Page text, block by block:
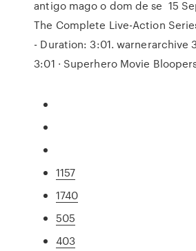
antigo mago o dom de se 15
The Complete Live-Action
- Duration: 3:01. warnerarchive
3:01 · Superhero Movie
1157
1740
505
403